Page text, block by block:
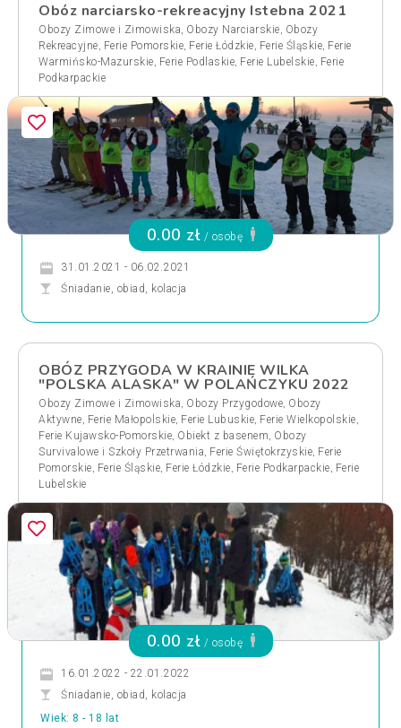
Obóz narciarsko-rekreacyjny Istebna 2021
Obozy Zimowe i Zimowiska, Obozy Narciarskie, Obozy
Rekreacyjne, Ferie Pomorskie, Ferie Łódzkie, Ferie Śląskie, Ferie
Warmińsko-Mazurskie, Ferie Podlaskie, Ferie Lubelskie, Ferie
Podkarpackie
0.00 zł / osobę
31.01.2021 - 06.02.2021
Śniadanie, obiad, kolacja
OBÓZ PRZYGODA W KRAINIE WILKA
"POLSKA ALASKA" W POLAŃCZYKU 2022
Obozy Zimowe i Zimowiska, Obozy Przygodowe, Obozy
Aktywne, Ferie Małopolskie, Ferie Lubuskie, Ferie Wielkopolskie,
Ferie Kujawsko-Pomorskie, Obiekt z basenem, Obozy
Survivalowe i Szkoły Przetrwania, Ferie Świętokrzyskie, Ferie
Pomorskie, Ferie Śląskie, Ferie Łódzkie, Ferie Podkarpackie, Ferie
Lubelskie
0.00 zł / osobę
16.01.2022 - 22.01.2022
Śniadanie, obiad, kolacja
Wiek: 8 - 18 lat